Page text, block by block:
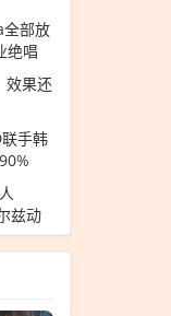
部放
绝唱
效果还
手韩
兹动